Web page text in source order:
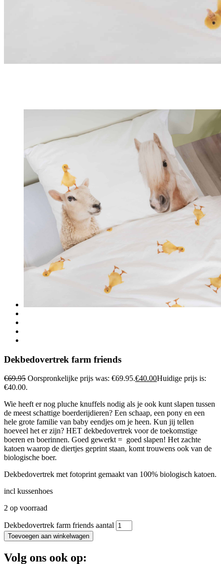
Dekbedovertrek farm friends
€69.95 Oorspronkelijke prijs was: €69.95.€40.00Huidige prijs is:
€40.00.
Wie heeft er nog pluche knuffels nodig als je ook kunt slapen tussen
de meest schattige boerderijdieren? Een schaap, een pony en een
hele grote familie van baby eendjes om je heen. Kun jij tellen
hoeveel het er zijn? HET dekbedovertrek voor de toekomstige
boeren en boerinnen. Goed gewerkt = goed slapen! Het zachte
katoen waarop de diertjes geprint staan, komt trouwens ook van de
biologische boer.
Dekbedovertrek met fotoprint gemaakt van 100% biologisch katoen.
incl kussenhoes
2 op voorraad
Dekbedovertrek farm friends aantal
Toevoegen aan winkelwagen
Volg ons ook op: